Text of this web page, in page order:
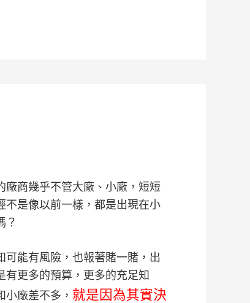
商幾乎不管大廠、小廠，短短
不是像以前一樣，都是出現在小
？
能有風險，也報著賭一賭，出
有更多的預算，更多的充足知
廠差不多， 就是因為其實決